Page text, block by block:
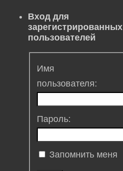
Вход для
зарегистрированных
пользователей
Имя
пользователя:
Пароль:
Запомнить меня